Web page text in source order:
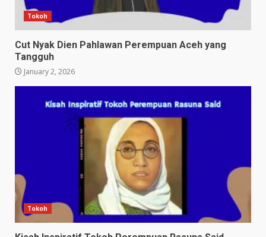
Tokoh
Cut Nyak Dien Pahlawan Perempuan Aceh yang
Tangguh
January 2, 2026
Tokoh